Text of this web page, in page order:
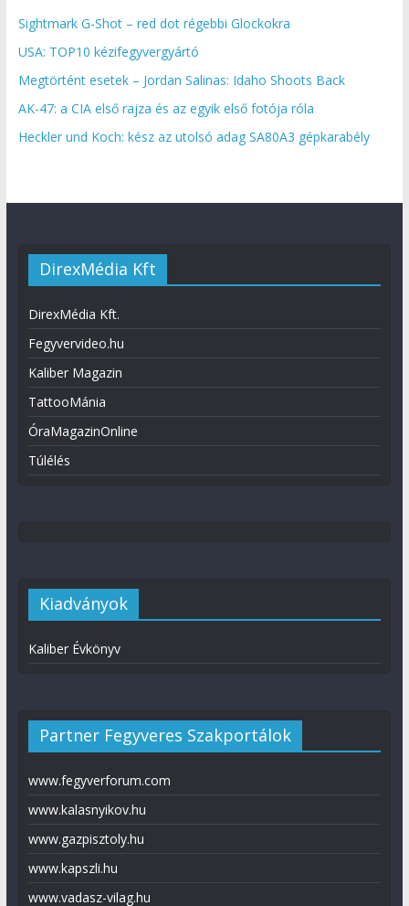
Sightmark G-Shot – red dot régebbi Glockokra
USA: TOP10 kézifegyvergyártó
Megtörtént esetek – Jordan Salinas: Idaho Shoots Back
AK-47: a CIA első rajza és az egyik első fotója róla
Heckler und Koch: kész az utolsó adag SA80A3 gépkarabély
DirexMédia Kft
DirexMédia Kft.
Fegyvervideo.hu
Kaliber Magazin
TattooMánia
ÓraMagazinOnline
Túlélés
Kiadványok
Kaliber Évkönyv
Partner Fegyveres Szakportálok
www.fegyverforum.com
www.kalasnyikov.hu
www.gazpisztoly.hu
www.kapszli.hu
www.vadasz-vilag.hu